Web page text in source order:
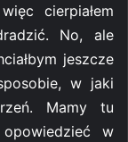
cierpiałem
No, ale
jeszcze
w jaki
Mamy tu
w